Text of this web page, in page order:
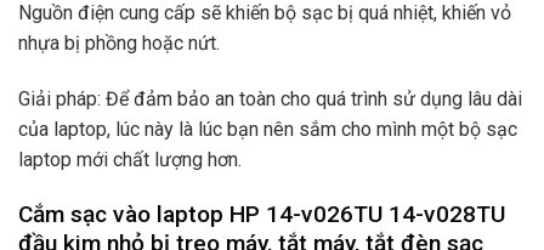
Nguồn điện cung cấp sẽ khiến bộ sạc bị quá nhiệt, khiến vỏ
nhựa bị phồng hoặc nứt.
Giải pháp: Để đảm bảo an toàn cho quá trình sử dụng lâu dài
của laptop, lúc này là lúc bạn nên sắm cho mình một bộ sạc
laptop mới chất lượng hơn.
Cắm sạc vào laptop HP 14-v026TU 14-v028TU
đầu kim nhỏ bị treo máy, tắt máy, tắt đèn sạc